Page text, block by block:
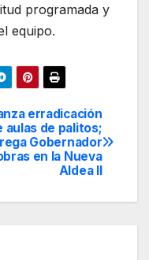
programada y
equipo.
erradicación
aulas de palitos;
Gobernador
en la Nueva
Aldea ll